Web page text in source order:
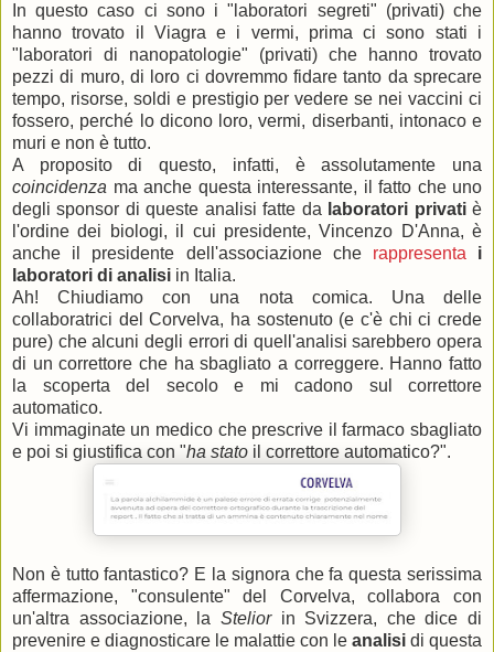
In questo caso ci sono i "laboratori segreti" (privati) che
hanno trovato il Viagra e i vermi, prima ci sono stati i
"laboratori di nanopatologie" (privati) che hanno trovato
pezzi di muro, di loro ci dovremmo fidare tanto da sprecare
tempo, risorse, soldi e prestigio per vedere se nei vaccini ci
fossero, perché lo dicono loro, vermi, diserbanti, intonaco e
muri e non è tutto.
A proposito di questo, infatti, è assolutamente una
coincidenza ma anche questa interessante, il fatto che uno
degli sponsor di queste analisi fatte da laboratori privatiè
l'ordine dei biologi, il cui presidente, Vincenzo D'Anna, è
anche il presidente dell'associazione che rappresenta
i
laboratori di analisi in Italia.
Ah! Chiudiamo con una nota comica. Una delle
collaboratrici del Corvelva, ha sostenuto (e c'è chi ci crede
pure) che alcuni degli errori di quell'analisi sarebbero opera
di un correttore che ha sbagliato a correggere. Hanno fatto
la scoperta del secolo e mi cadono sul correttore
automatico.
Vi immaginate un medico che prescrive il farmaco sbagliato
e poi si giustifica con "ha stato il correttore automatico?".
Non è tutto fantastico? E la signora che fa questa serissima
affermazione, "consulente" del Corvelva, collabora con
un'altra associazione, la Stelior in Svizzera, che dice di
prevenire e diagnosticare le malattie con le analisi di questa